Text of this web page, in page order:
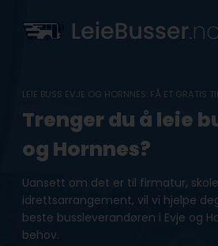
content
LEIE BUSS EVJE OG HORNNES: FÅ ET GRATIS
Trenger du å leie
og Hornnes?
Uansett om det er til firmatur,
idrettsarrangement, vil vi hjelpe
beste bussleverandøren i Evje og
behov.